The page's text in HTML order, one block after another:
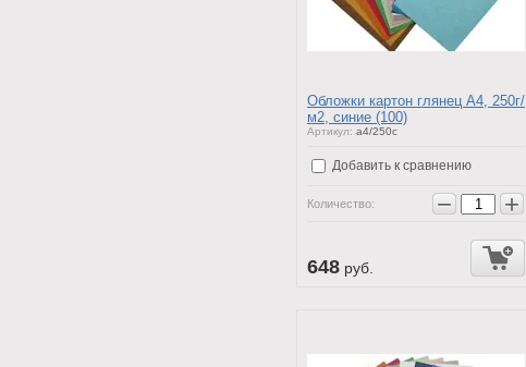
Обложки картон глянец А4, 250г/
м2, синие (100)
Артикул: a4/250c
Добавить к сравнению
Количество: − +
648 руб.